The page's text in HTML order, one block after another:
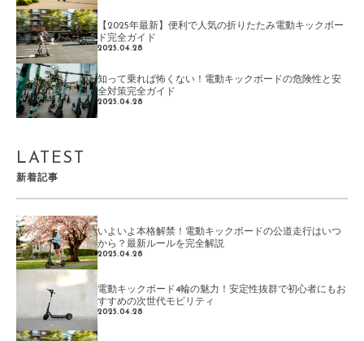
【2025年最新】便利で人気の折りたたみ電動キックボー
ド完全ガイド
2025.04.28
知って乗れば怖くない！電動キックボードの危険性と安
全対策完全ガイド
2025.04.28
LATEST
新着記事
いよいよ本格解禁！電動キックボードの公道走行はいつ
から？最新ルールを完全解説
2025.04.28
電動キックボード4輪の魅力！安定性抜群で初心者にもお
すすめの次世代モビリティ
2025.04.28